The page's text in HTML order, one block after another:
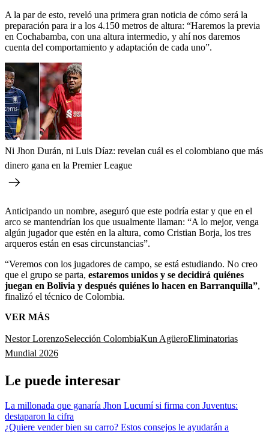
A la par de esto, reveló una primera gran noticia de cómo será la
preparación para ir a los 4.150 metros de altura: “Haremos la previa
en Cochabamba, con una altura intermedio, y ahí nos daremos
cuenta del comportamiento y adaptación de cada uno”.
Ni Jhon Durán, ni Luis Díaz: revelan cuál es el colombiano que más
dinero gana en la Premier League
Anticipando un nombre, aseguró que este podría estar y que en el
arco se mantendrían los que usualmente llaman: “A lo mejor, venga
algún jugador que estén en la altura, como Cristian Borja, los tres
arqueros están en esas circunstancias”.
“Veremos con los jugadores de campo, se está estudiando. No creo
que el grupo se parta, estaremos unidos y se decidirá quiénes
juegan en Bolivia y después quiénes lo hacen en Barranquilla”,
finalizó el técnico de Colombia.
VER MÁS
Nestor LorenzoSelección ColombiaKun AgüeroEliminatorias
Mundial 2026
Le puede interesar
La millonada que ganaría Jhon Lucumí si firma con Juventus:
destaparon la cifra
¿Quiere vender bien su carro? Estos consejos le ayudarán a